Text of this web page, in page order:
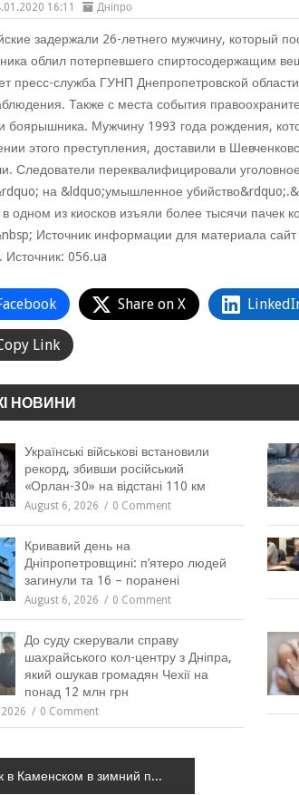
16:11 Дніпро
задержали 26-летнего мужчину, который
облил потерпевшего спиртосодержащим
пресс-служба ГУНП Днепропетровской
Также с места события
боярышника. Мужчину 1993 года рождения,
этого преступления, доставили в
Следователи переквалифицировали
на &ldquo;умышленное
в одном из киосков изъяли более тысячи пачек
Источник информации для материала
Источник: 056.ua
Share on X
Link
НОВИНИ
Українські військові встановили
рекорд, збивши російський
«Орлан-30» на відстані 110 км
August 6, 2026 0 Comment
Кривавий день на
Дніпропетровщині: п’ятеро людей
загинули та 16 – поранені
August 6, 2026 0 Comment
До суду скерували справу
шахрайського кол-центру з Дніпра,
який ошукав громадян Чехії на
понад 12 млн грн
0 Comment
Как в Каменском в зимний период содержат дороги